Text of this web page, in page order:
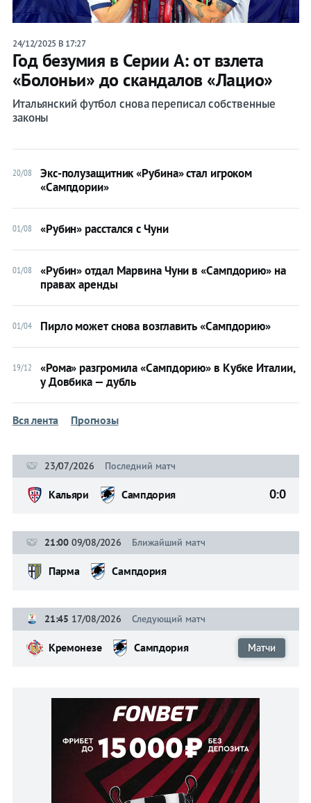
24/12/2025 В 17:27
Год безумия в Серии А: от взлета
«Болоньи» до скандалов «Лацио»
Итальянский футбол снова переписал собственные
законы
20/08
Экс-полузащитник «Рубина» стал игроком
«Сампдории»
01/08 «Рубин» расстался с Чуни
01/08
«Рубин» отдал Марвина Чуни в «Сампдорию» на
правах аренды
01/04 Пирло может снова возглавить «Сампдорию»
19/12
«Рома» разгромила «Сампдорию» в Кубке Италии,
у Довбика — дубль
Вся лента Прогнозы
21:0009/08/2026 Ближайший матч
Парма Сампдория
23/07/2026 Последний матч
Кальяри Сампдория 0:0
21:45 17/08/2026 Следующий матч
Кремонезе Сампдория Матчи
Календарь/
таблица
Прогнозы
Трансферы
Серия A
Суперкубок Италии
Болонья
Брешия
Верона
Кальяри
Лацио
Милан
Наполи
Парма
Рома
СПАЛ
Сампдория